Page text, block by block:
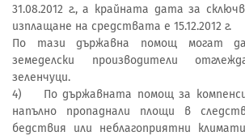
31.08.2012 г., а крайната дата за
изплащане на средствата е 15.12.2012 г.
По тази държавна помощ могат
земеделски производители
зеленчуци.
4) По държавната помощ за
напълно пропаднали площи в
бедствия или неблагоприятни